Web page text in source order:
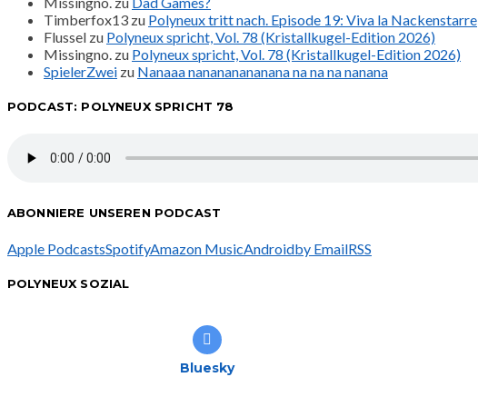
Timberfox13 zu Polyneux tritt nach. Episode 19: Viva la Nackenstarre
Flussel zu Polyneux spricht, Vol. 78 (Kristallkugel-Edition 2026)
Missingno. zu Polyneux spricht, Vol. 78 (Kristallkugel-Edition 2026)
SpielerZwei zu Nanaaa nanananananana na na na nanana
PODCAST: POLYNEUX SPRICHT 78
ABONNIERE UNSEREN PODCAST
Apple PodcastsSpotifyAmazon MusicAndroidby EmailRSS
POLYNEUX SOZIAL
Bluesky